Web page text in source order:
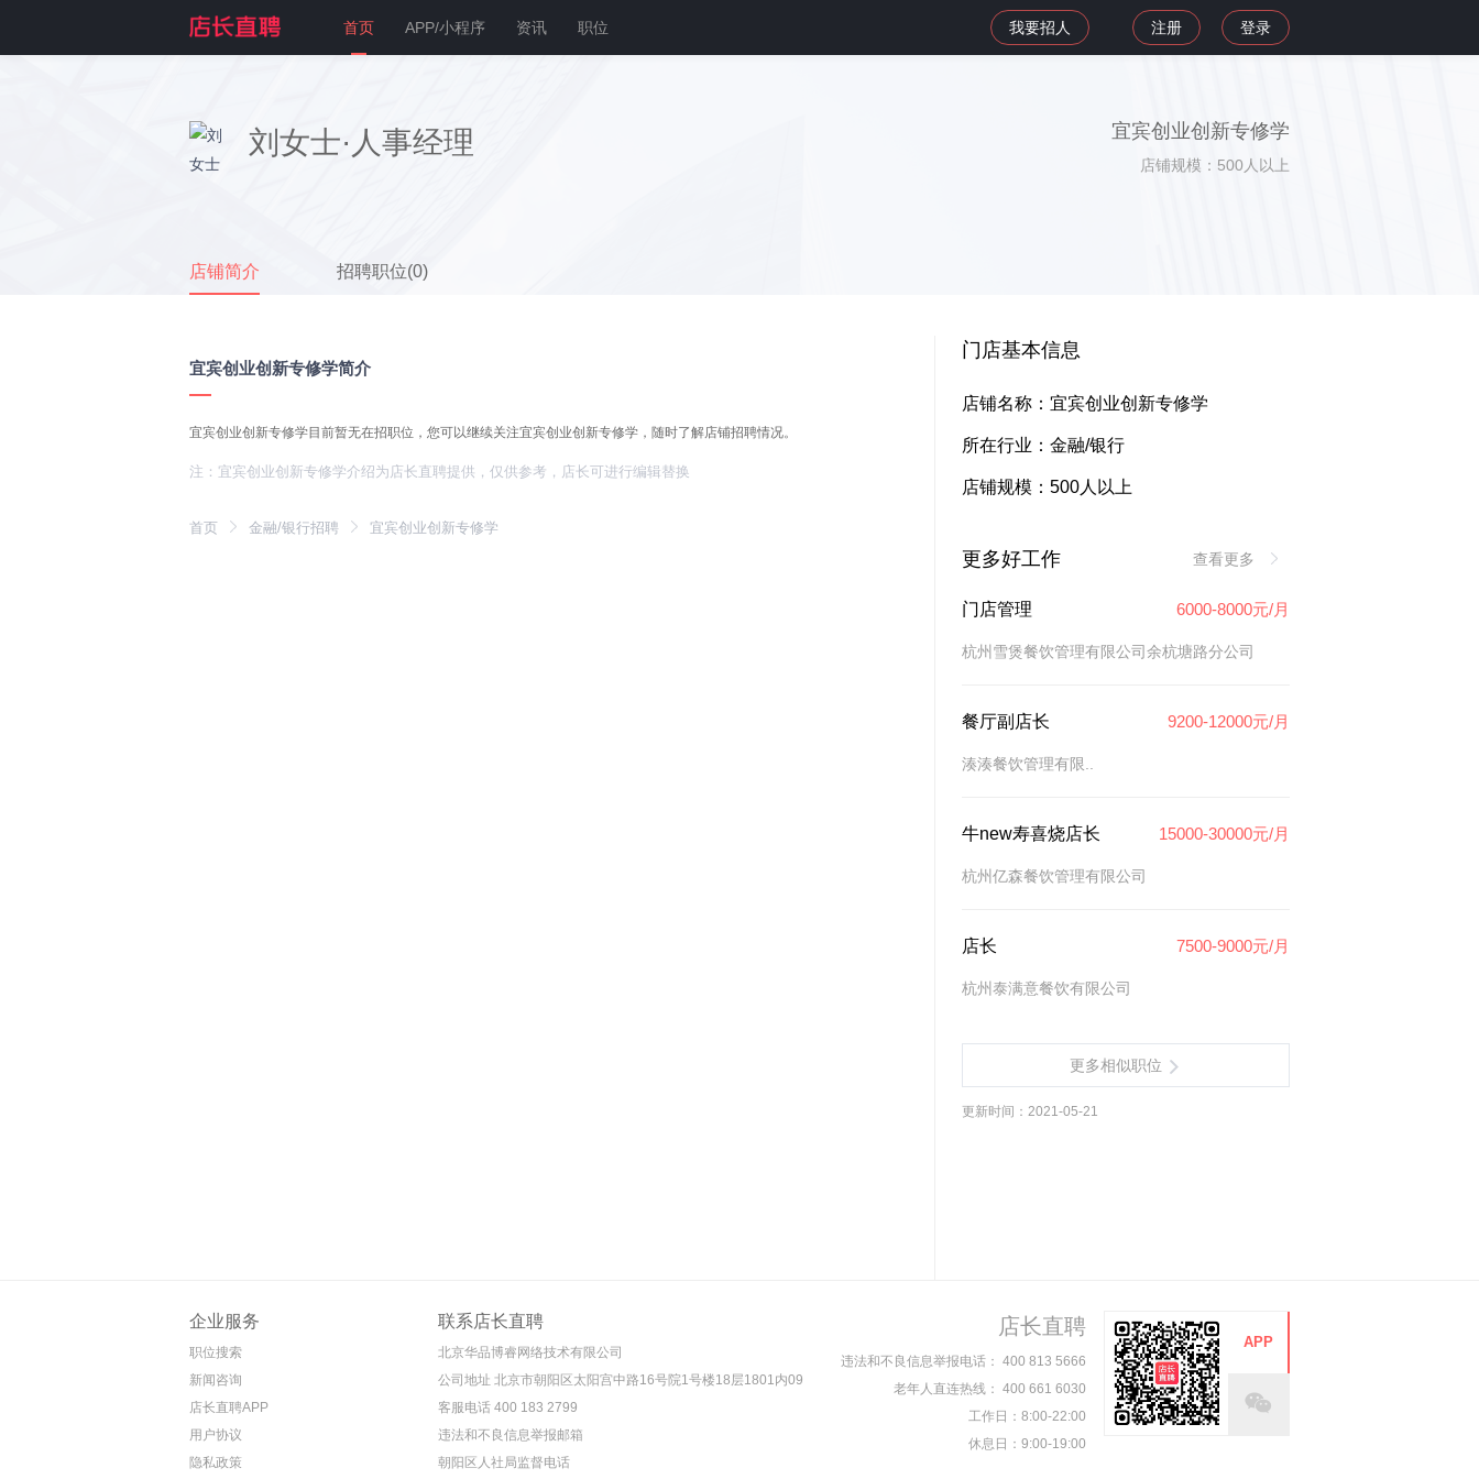
首页 APP/小程序 资讯 职位 我要招人 注册 登录
刘女士·人事经理 宜宾创业创新专修学
店铺规模：500人以上
店铺简介 招聘职位(0)
宜宾创业创新专修学简介
宜宾创业创新专修学目前暂无在招职位，您可以继续关注宜宾创业创新专修学，随时了解店铺招聘情况。
注：宜宾创业创新专修学介绍为店长直聘提供，仅供参考，店长可进行编辑替换
首页 金融/银行招聘 宜宾创业创新专修学
门店基本信息
店铺名称：宜宾创业创新专修学
所在行业：金融/银行
店铺规模：500人以上
更多好工作 查看更多
门店管理 6000-8000元/月
杭州雪煲餐饮管理有限公司余杭塘路分公司
餐厅副店长 9200-12000元/月
湊湊餐饮管理有限..
牛new寿喜烧店长 15000-30000元/月
杭州亿森餐饮管理有限公司
店长 7500-9000元/月
杭州泰满意餐饮有限公司
更多相似职位
更新时间：2021-05-21
店长直聘
违法和不良信息举报电话： 400 813 5666
老年人直连热线： 400 661 6030
工作日：8:00-22:00
休息日：9:00-19:00
APP
企业服务
职位搜索
新闻咨询
店长直聘APP
用户协议
隐私政策
联系店长直聘
北京华品博睿网络技术有限公司
公司地址 北京市朝阳区太阳宫中路16号院1号楼18层1801内09
客服电话 400 183 2799
违法和不良信息举报邮箱
朝阳区人社局监督电话